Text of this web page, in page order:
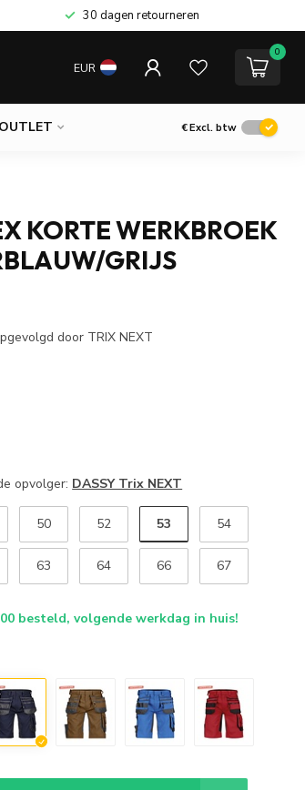
30 dagen retourneren
EUR
0
OUTLET €Excl. btw
KORTE WERKBROEK
GRIJS
door TRIX NEXT
opvolger: DASSY Trix NEXT
50 52 53 54
63 64 66 67
besteld, volgende werkdag in huis!